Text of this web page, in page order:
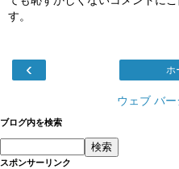
す。
‹ ホ
ウェブ バ
ブログ内を検索
スポンサーリンク